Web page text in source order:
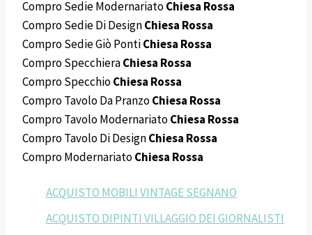
Compro Sedie ModernariatoChiesa Rossa
Compro Sedie Di DesignChiesa Rossa
Compro Sedie Giò PontiChiesa Rossa
Compro SpecchieraChiesa Rossa
Compro SpecchioChiesa Rossa
Compro Tavolo Da PranzoChiesa Rossa
Compro Tavolo ModernariatoChiesa Rossa
Compro Tavolo Di DesignChiesa Rossa
Compro ModernariatoChiesa Rossa
ACQUISTO MOBILI VINTAGE SEGNANO
ACQUISTO DIPINTI VILLAGGIO DEI GIORNALISTI